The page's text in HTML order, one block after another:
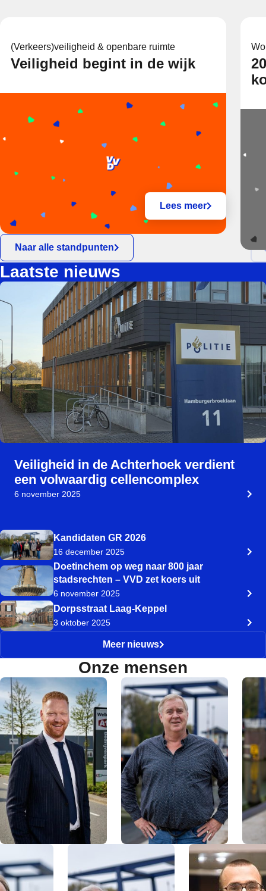
(Verkeers)veiligheid & openbare ruimte
Veiligheid begint in de wijk
Lees meer
Naar alle standpunten
Laatste nieuws
Veiligheid in de Achterhoek verdient
een volwaardig cellencomplex
6 november 2025
Kandidaten GR 2026
16 december 2025
Doetinchem op weg naar 800 jaar
stadsrechten – VVD zet koers uit
6 november 2025
Dorpsstraat Laag-Keppel
3 oktober 2025
Meer nieuws
Onze mensen